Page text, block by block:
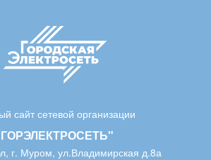
сайт сетевой организации
г. Муром, ул.Владимирская д.8а